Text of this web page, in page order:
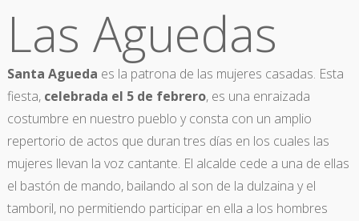
Las Aguedas
Santa Agueda es la patrona de las mujeres casadas. Esta
fiesta, celebrada el 5 de febrero, es una enraizada
costumbre en nuestro pueblo y consta con un amplio
repertorio de actos que duran tres días en los cuales las
mujeres llevan la voz cantante. El alcalde cede a una de ellas
el bastón de mando, bailando al son de la dulzaina y el
tamboril, no permitiendo participar en ella a los hombres